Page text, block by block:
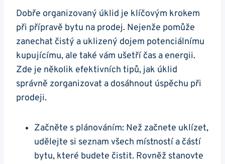
Dobře organizovaný úklid je klíčovým krokem
při přípravě bytu na prodej. Nejenže pomůže
zanechat čistý a uklizený dojem potenciálnímu
kupujícímu, ale také vám ušetří čas a energii.
Zde je několik efektivních tipů, jak úklid
správně zorganizovat a dosáhnout úspěchu při
prodeji.
Začněte s plánováním: Než začnete uklízet,
udělejte si seznam všech místností a částí
bytu, které budete čistit. Rovněž stanovte